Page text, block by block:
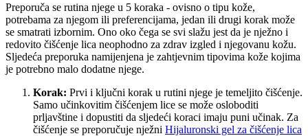
Preporuča se rutina njege u 5 koraka - ovisno o tipu kože,
potrebama za njegom ili preferencijama, jedan ili drugi korak može
se smatrati izbornim. Ono oko čega se svi slažu jest da je nježno i
redovito čišćenje lica neophodno za zdrav izgled i njegovanu kožu.
Sljedeća preporuka namijenjena je zahtjevnim tipovima kože kojima
je potrebno malo dodatne njege.
Korak: Prvi i ključni korak u rutini njege je temeljito čišćenje.
Samo učinkovitim čišćenjem lice se može osloboditi
prljavštine i dopustiti da sljedeći koraci imaju puni učinak. Za
čišćenje se preporučuje nježni Hijaluronski gel za čišćenje lica